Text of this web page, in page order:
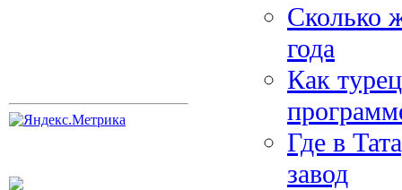
Сколько
года
Как
Где в
завод